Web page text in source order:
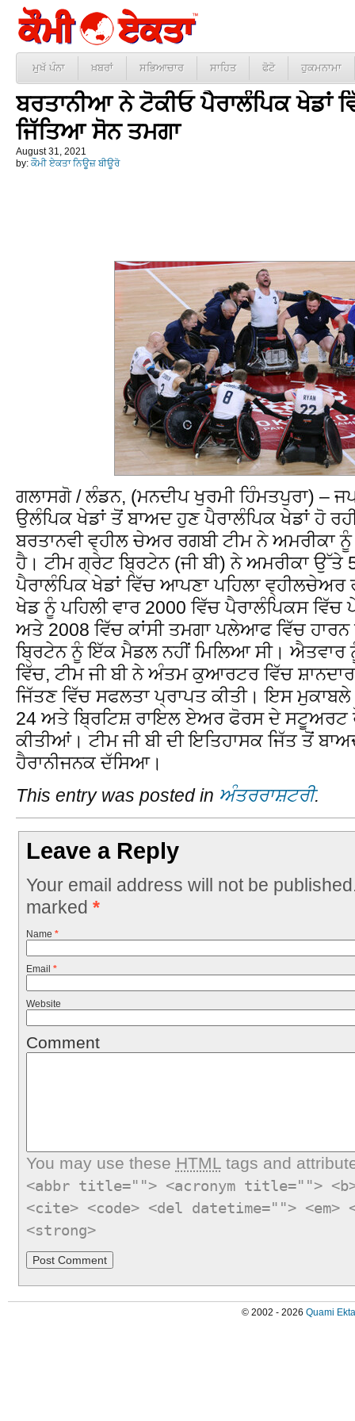
ਮੁਖੱ ਪੰਨਾ ਖ਼ਬਰਾਂ ਸਭਿਆਚਾਰ ਸਾਹਿਤ ਫੋਟੋ ਹੁਕਮਨਾਮਾ
ਬਰਤਾਨੀਆ ਨੇ ਟੋਕੀਓ ਪੈਰਾਲੰਪਿਕ ਖੇਡਾਂ
ਜਿੱਤਿਆ ਸੋਨ ਤਮਗਾ
August 31, 2021
by: ਕੌਮੀ ਏਕਤਾ ਨਿਊਜ਼ ਬੀਊਰੋ
ਗਲਾਸਗੋ / ਲੰਡਨ, (ਮਨਦੀਪ ਖੁਰਮੀ ਹਿੰਮਤਪੁਰਾ) –
ਉਲੰਪਿਕ ਖੇਡਾਂ ਤੋਂ ਬਾਅਦ ਹੁਣ ਪੈਰਾਲੰਪਿਕ ਖੇਡਾਂ ਹੋ
ਬਰਤਾਨਵੀ ਵ੍ਹੀਲ ਚੇਅਰ ਰਗਬੀ ਟੀਮ ਨੇ ਅਮਰੀਕਾ
ਹੈ। ਟੀਮ ਗ੍ਰੇਟ ਬ੍ਰਿਟੇਨ (ਜੀ ਬੀ) ਨੇ ਅਮਰੀਕਾ ਉੱਤੇ
ਪੈਰਾਲੰਪਿਕ ਖੇਡਾਂ ਵਿੱਚ ਆਪਣਾ ਪਹਿਲਾ
ਖੇਡ ਨੂੰ ਪਹਿਲੀ ਵਾਰ 2000 ਵਿੱਚ ਪੈਰਾਲੰਪਿਕਸ
ਅਤੇ 2008 ਵਿੱਚ ਕਾਂਸੀ ਤਮਗਾ ਪਲੇਆਫ ਵਿੱਚ
ਬ੍ਰਿਟੇਨ ਨੂੰ ਇੱਕ ਮੈਡਲ ਨਹੀਂ ਮਿਲਿਆ ਸੀ। ਐਤਵਾਰ
ਵਿੱਚ, ਟੀਮ ਜੀ ਬੀ ਨੇ ਅੰਤਮ ਕੁਆਰਟਰ ਵਿੱਚ
ਜਿੱਤਣ ਵਿੱਚ ਸਫਲਤਾ ਪ੍ਰਾਪਤ ਕੀਤੀ। ਇਸ
24 ਅਤੇ ਬ੍ਰਿਟਿਸ਼ ਰਾਇਲ ਏਅਰ ਫੋਰਸ ਦੇ ਸਟੂਅਰਟ
ਕੀਤੀਆਂ। ਟੀਮ ਜੀ ਬੀ ਦੀ ਇਤਿਹਾਸਕ ਜਿੱਤ ਤੋਂ
ਹੈਰਾਨੀਜਨਕ ਦੱਸਿਆ।
This entry was posted in ਅੰਤਰਰਾਸ਼ਟਰੀ.
Leave a Reply
Your email address will not be
marked *
Name *
Email *
Website
Comment
You may use these HTMLtags and
<abbr title=""> <acronym title="">
<cite> <code> <del datetime="">
<strong>
© 2002 - 2026 Quami